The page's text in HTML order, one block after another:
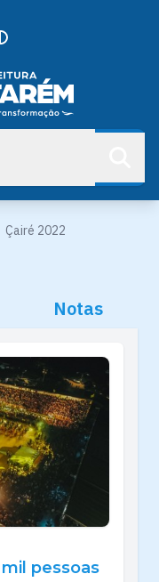
Çairé 2022
Notas
pessoas